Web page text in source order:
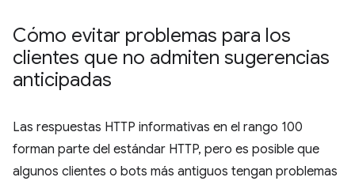
Cómo evitar problemas para los
clientes que no admiten sugerencias
anticipadas
Las respuestas HTTP informativas en el rango 100
forman parte del estándar HTTP, pero es posible que
algunos clientes o bots más antiguos tengan problemas